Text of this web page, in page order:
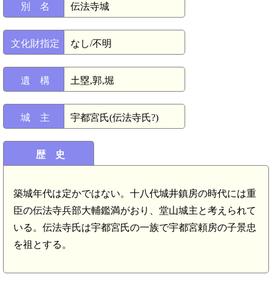
別 名 伝法寺城
文化財指定 なし/不明
遺 構 土塁,郭,堀
城 主 宇都宮氏(伝法寺氏?)
歴 史
築城年代は定かではない。十八代城井鎮房の時代には重
臣の伝法寺兵部大輔鑑満がおり、堂山城主と考えられて
いる。伝法寺氏は宇都宮氏の一族で宇都宮頼房の子景忠
を祖とする。